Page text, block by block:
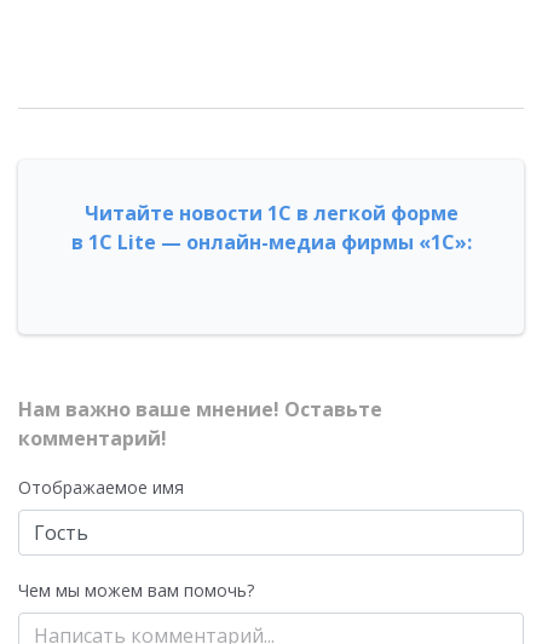
Читайте новости 1С в легкой форме
в 1С Lite — онлайн-медиа фирмы «1С»:
Нам важно ваше мнение! Оставьте
комментарий!
Отображаемое имя
Чем мы можем вам помочь?